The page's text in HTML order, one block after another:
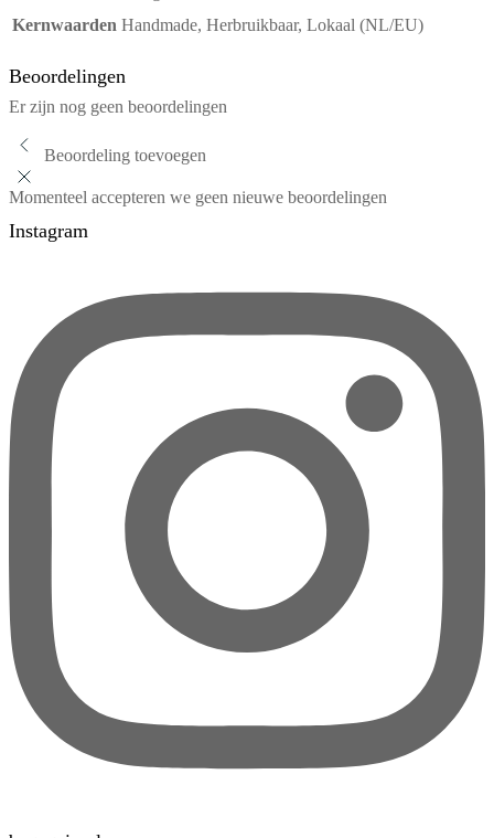
Kernwaarden Handmade, Herbruikbaar, Lokaal (NL/EU)
Beoordelingen
Er zijn nog geen beoordelingen
Beoordeling toevoegen
Momenteel accepteren we geen nieuwe beoordelingen
Instagram